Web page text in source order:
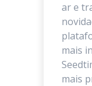
ar e
mais
mais